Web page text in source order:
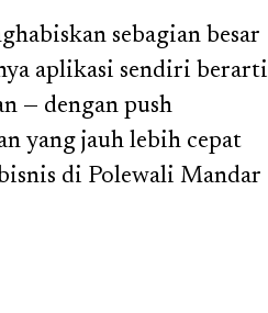
sebagian besar
aplikasi sendiri berarti
— dengan push
yang jauh lebih cepat
di Polewali Mandar